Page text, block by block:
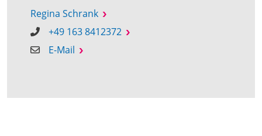
Regina Schrank
+49 163 8412372
E-Mail